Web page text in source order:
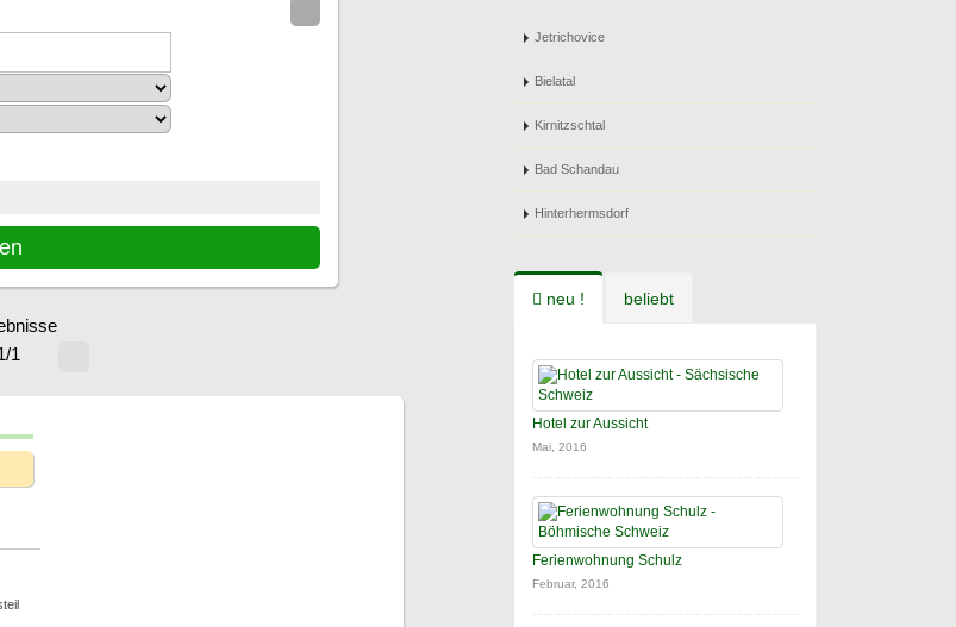
1
Jetrichovice
Bielatal
Kirnitzschtal
Bad Schandau
Hinterhermsdorf
neu ! beliebt
Hotel zur Aussicht
Mai, 2016
Ferienwohnung Schulz
Februar, 2016